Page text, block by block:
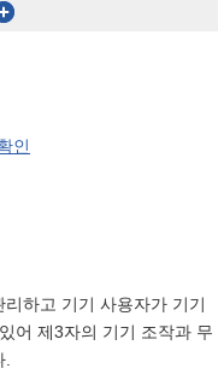
인
하고 기기 사용자가 기기
어 제3자의 기기 조작과 무